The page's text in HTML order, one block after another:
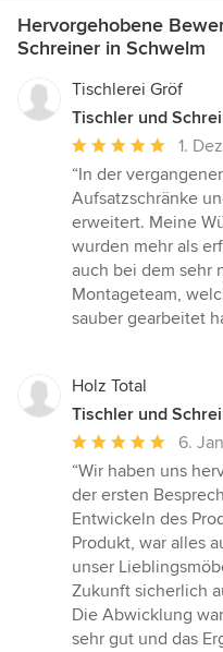
Hervorgehobene
Schreiner in Schwelm
Tischlerei Gröf
Tischler und
Durchschnittliche
Bewertung:
5
von
5
Sternen
1.
“In der
Aufsatzschränke
erweitert. Meine
wurden mehr als
auch bei dem sehr
Montageteam,
sauber gearbeitet
Holz Total
Tischler und
Durchschnittliche
Bewertung:
5
von
5
Sternen
6.
“Wir haben uns
der ersten
Entwickeln des
Produkt, war alles
unser
Zukunft sicherlich
Die Abwicklung
sehr gut und das